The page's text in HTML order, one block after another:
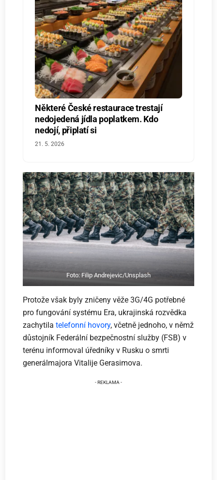
Některé České restaurace trestají
nedojedená jídla poplatkem. Kdo
nedojí, připlatí si
21. 5. 2026
Foto: Filip Andrejevic/Unsplash
Protože však byly zničeny věže 3G/4G potřebné
pro fungování systému Era, ukrajinská rozvědka
zachytilatelefonní hovory, včetně jednoho, v němž
důstojník Federální bezpečnostní služby (FSB) v
terénu informoval úředníky v Rusku o smrti
generálmajora Vitalije Gerasimova.